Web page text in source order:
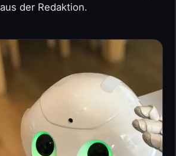
aus der Redaktion.